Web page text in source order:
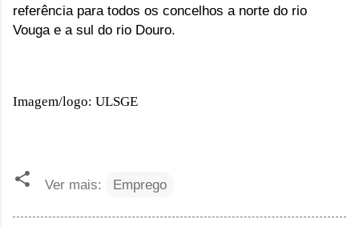
referência para todos os concelhos a norte do rio
Vouga e a sul do rio Douro.
Imagem/logo: ULSGE
Ver mais: Emprego